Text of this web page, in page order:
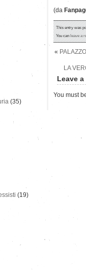
(da
This entry was
You canleave a
«
LA
Leave
You must
(35)
(19)